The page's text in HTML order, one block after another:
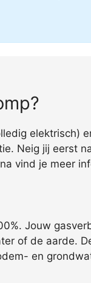
elektrisch)
Neig jij eerst
vind je meer
Jouw
of de aarde.
en